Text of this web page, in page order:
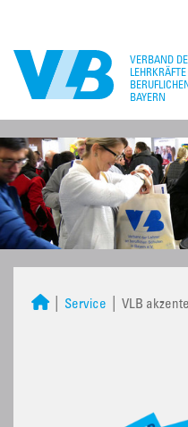
Service VLB